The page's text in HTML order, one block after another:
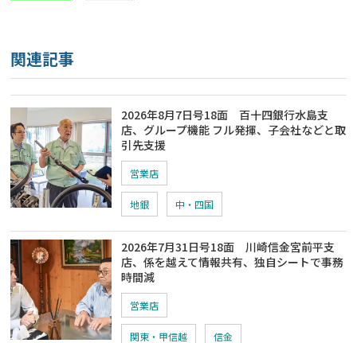
関連記事
2026年8月7日号18面 百十四銀行水島支
店、グループ機能 フル発揮、子会社などと取
引先支援
営業店
地銀 中・四国
2026年7月31日号18面 川崎信金宮前平支
店、係を越えて情報共有、独自シートで事務
時間減
営業店
関東・甲信越 信金